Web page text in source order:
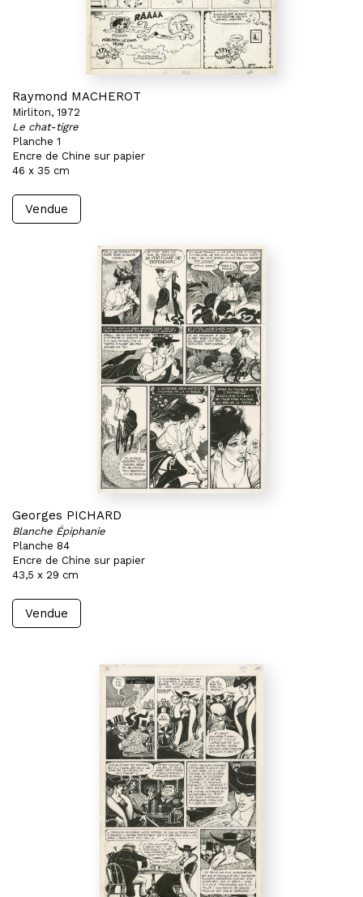
Raymond MACHEROT
Mirliton, 1972
Le chat-tigre
Planche 1
Encre de Chine sur papier
46 x 35 cm
Vendue
Georges PICHARD
Blanche Épiphanie
Planche 84
Encre de Chine sur papier
43,5 x 29 cm
Vendue